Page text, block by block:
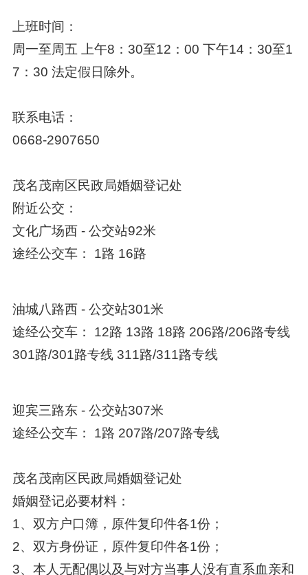
上班时间：
周一至周五 上午8：30至12：00 下午14：30至1
7：30 法定假日除外。
联系电话：
0668-2907650
茂名茂南区民政局婚姻登记处
附近公交：
文化广场西 - 公交站92米
途经公交车： 1路 16路
油城八路西 - 公交站301米
途经公交车： 12路 13路 18路 206路/206路专线
301路/301路专线 311路/311路专线
迎宾三路东 - 公交站307米
途经公交车： 1路 207路/207路专线
茂名茂南区民政局婚姻登记处
婚姻登记必要材料：
1、双方户口簿，原件复印件各1份；
2、双方身份证，原件复印件各1份；
3、本人无配偶以及与对方当事人没有直系血亲和